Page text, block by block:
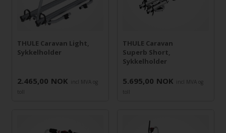
THULE Caravan Light,
Sykkelholder
2.465,00 NOK
incl MVA og
toll
THULE Caravan
Superb Short,
Sykkelholder
5.695,00 NOK
incl MVA og
toll